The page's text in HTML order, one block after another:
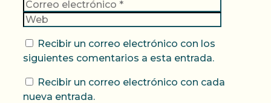
Recibir un correo electrónico con los
siguientes comentarios a esta entrada.
Recibir un correo electrónico con cada
nueva entrada.